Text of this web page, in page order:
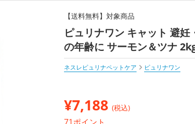
【送料無料】対象商品
ピュリナワン キャット 避
の年齢に サーモン＆ツナ
ネスレピュリナペットケア
ピュリナワン
¥7,188 (税込)